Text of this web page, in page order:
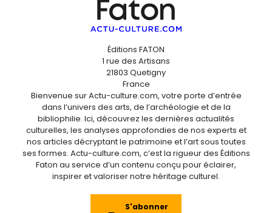
Éditions FATON
1 rue des Artisans
21803 Quetigny
France
Bienvenue sur Actu-culture.com, votre porte d’entrée
dans l’univers des arts, de l’archéologie et de la
bibliophilie. Ici, découvrez les dernières actualités
culturelles, les analyses approfondies de nos experts et
nos articles décryptant le patrimoine et l’art sous toutes
ses formes. Actu-culture.com, c’est la rigueur des Éditions
Faton au service d’un contenu conçu pour éclairer,
inspirer et valoriser notre héritage culturel.
S'abonner